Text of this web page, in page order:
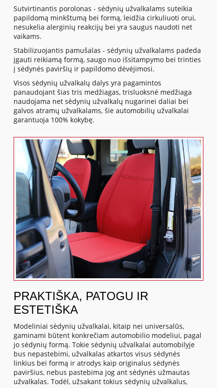
Sutvirtinantis porolonas - sėdynių užvalkalams suteikia
papildomą minkštumą bei formą, leidžia cirkuliuoti orui,
nesukelia alerginių reakcijų bei yra saugus naudoti net
vaikams.
Stabilizuojantis pamušalas - sėdynių užvalkalams padeda
įgauti reikiamą formą, saugo nuo išsitampymo bei trinties
į sėdynės paviršių ir papildomo dėvėjimosi.
Visos sėdynių užvalkalų dalys yra pagamintos
panaudojant šias tris medžiagas, trisluoksnė medžiaga
naudojama net sėdynių užvalkalų nugarinei daliai bei
galvos atramų užvalkalams, šie automobilių užvalkalai
garantuoja 100% kokybę.
PRAKTIŠKA, PATOGU IR
ESTETIŠKA
Modeliniai sėdynių užvalkalai, kitaip nei universalūs,
gaminami būtent konkrečiam automobilio modeliui, pagal
jo sėdynių formą. Tokie sėdynių užvalkalai automobilyje
bus nepastebimi, užvalkalas atkartos visus sėdynės
linkius bei formą ir atrodys kaip originalus sėdynės
paviršius, nebus pastebima jog ant sėdynės užmautas
užvalkalas. Todėl, užsakant tokius sėdynių užvalkalus,